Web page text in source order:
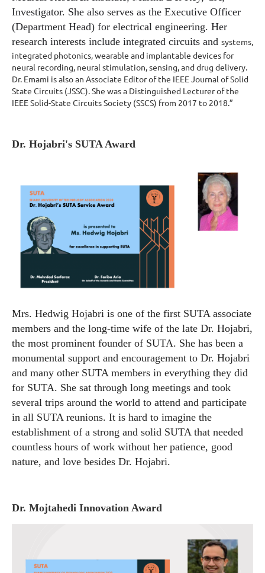
Investigator. She also serves as the Executive Officer
(Department Head) for electrical engineering. Her
research interests include integrated circuits and systems,
integrated photonics, wearable and implantable devices for
neural recording, neural stimulation, sensing, and drug delivery.
Dr. Emami is also an Associate Editor of the IEEE Journal of Solid
State Circuits (JSSC). She was a Distinguished Lecturer of the
IEEE Solid-State Circuits Society (SSCS) from 2017 to 2018.”
Dr. Hojabri's SUTA Award
Mrs. Hedwig Hojabri is one of the first SUTA associate
members and the long-time wife of the late Dr. Hojabri,
the most prominent founder of SUTA. She has been a
monumental support and encouragement to Dr. Hojabri
and many other SUTA members in everything they did
for SUTA. She sat through long meetings and took
several trips around the world to attend and participate
in all SUTA reunions. It is hard to imagine the
establishment of a strong and solid SUTA that needed
countless hours of work without her patience, good
nature, and love besides Dr. Hojabri.
Dr. Mojtahedi Innovation Award